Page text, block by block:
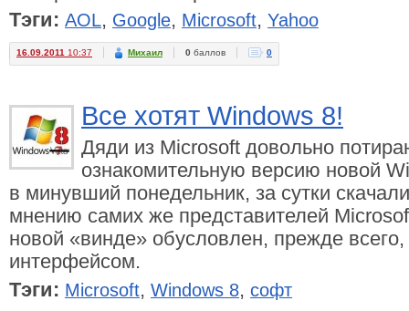
Тэги: AOL, Google, Microsoft, Yahoo
16.09.2011 10:37 Михаил 0 баллов 0
Все хотят Windows 8!
Дяди из Microsoft довольно
ознакомительную версию новой
в минувший понедельник, за сутки
мнению самих же представителей
новой «винде» обусловлен, прежде
интерфейсом.
Тэги: Microsoft, Windows 8, софт